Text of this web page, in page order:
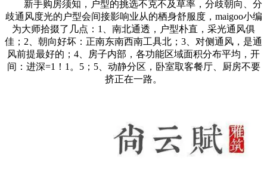
新手购房须知，户型的挑选不克不及草率，分歧朝向、分
歧通风度光的户型会间接影响业从的栖身舒服度，maigoo小编
为大师拾掇了几点：1、南北通透，户型朴直，采光通风俱
佳；2、朝向好坏：正南东南西南工具北；3、对侧通风，是通
风前提最好的；4、房子内部，各功能区域面积分布平均，开
间：进深=1！1。5；5、动静分区，卧室取客餐厅、厨房不要
挤正在一路。